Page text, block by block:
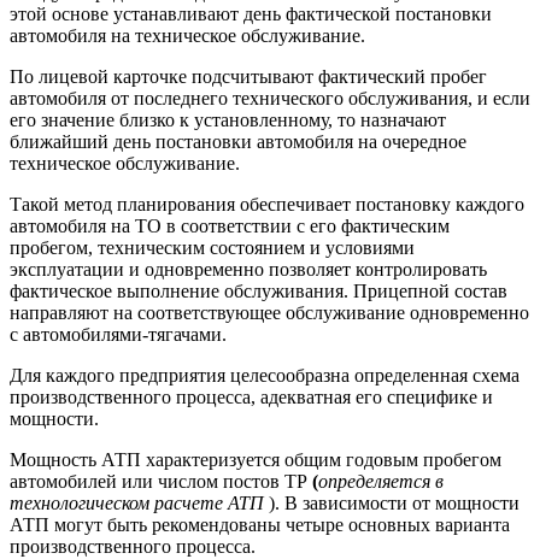
этой основе устанавливают день фактической постановки
автомобиля на техническое обслуживание.
По лицевой карточке подсчитывают фактический пробег
автомобиля от последнего технического обслуживания, и если
его значение близко к установленному, то назначают
ближайший день постановки автомобиля на очередное
техническое обслуживание.
Такой метод планирования обеспечивает постановку каждого
автомобиля на ТО в соответствии с его фактическим
пробегом, техническим состоянием и условиями
эксплуатации и одновременно позволяет контролировать
фактическое выполнение обслуживания. Прицепной состав
направляют на соответствующее обслуживание одновременно
с автомобилями-тягачами.
Для каждого предприятия целесообразна определенная схема
производственного процесса, адекватная его специфике и
мощности.
Мощность АТП характеризуется общим годовым пробегом
автомобилей или числом постов ТР (определяется в
технологическом расчете АТП). В зависимости от мощности
АТП могут быть рекомендованы четыре основных варианта
производственного процесса.